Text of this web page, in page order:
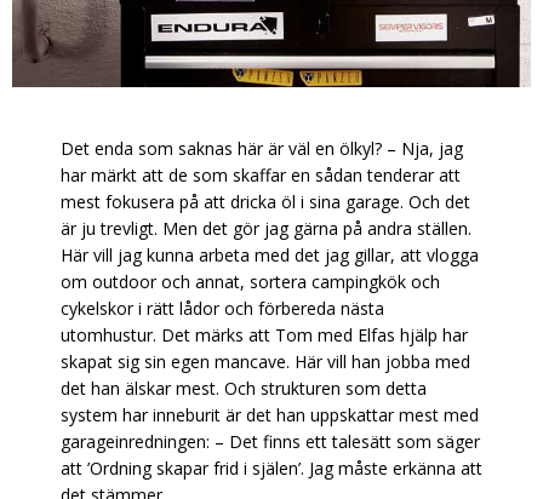
Det enda som saknas här är väl en ölkyl? – Nja, jag
har märkt att de som skaffar en sådan tenderar att
mest fokusera på att dricka öl i sina garage. Och det
är ju trevligt. Men det gör jag gärna på andra ställen.
Här vill jag kunna arbeta med det jag gillar, att vlogga
om outdoor och annat, sortera campingkök och
cykelskor i rätt lådor och förbereda nästa
utomhustur. Det märks att Tom med Elfas hjälp har
skapat sig sin egen mancave. Här vill han jobba med
det han älskar mest. Och strukturen som detta
system har inneburit är det han uppskattar mest med
garageinredningen: – Det finns ett talesätt som säger
att ’Ordning skapar frid i själen’. Jag måste erkänna att